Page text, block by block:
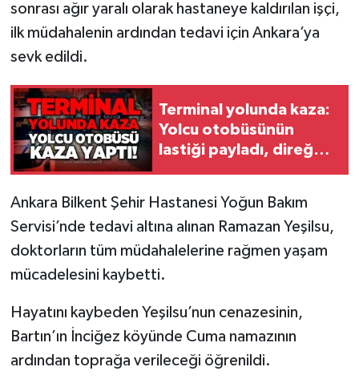
sonrası ağır yaralı olarak hastaneye kaldırılan işçi,
ilk müdahalenin ardından tedavi için Ankara’ya
sevk edildi.
Terminal yolunda kaza:
Yolcu otobüsünün
lastiği payladı, direğe
Ankara Bilkent Şehir Hastanesi Yoğun Bakım
Servisi’nde tedavi altına alınan Ramazan Yeşilsu,
doktorların tüm müdahalelerine rağmen yaşam
mücadelesini kaybetti.
Hayatını kaybeden Yeşilsu’nun cenazesinin,
Bartın’ın İnciğez köyünde Cuma namazının
ardından toprağa verileceği öğrenildi.
Röportaj
Sağlık
SİYASET
Spor
Yaşam